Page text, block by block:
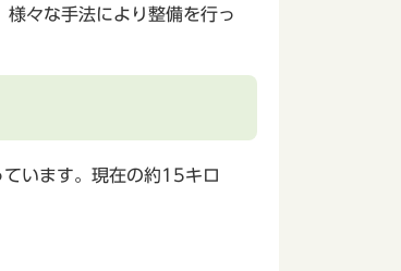
々な手法により整備を行っ
います。現在の約15キロ